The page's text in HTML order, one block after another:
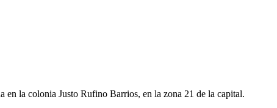
la colonia Justo Rufino Barrios, en la zona 21 de la capital.